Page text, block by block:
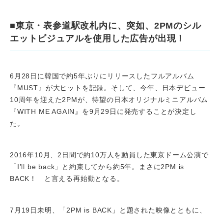
■東京・表参道駅改札内に、突如、2PMのシル
エットビジュアルを使用した広告が出現！
6 月 28 日に韓国で約5年ぶりにリリースしたフルアルバム
『MUST』が大ヒットを記録。そして、今年、日本デビュー
10周年を迎えた2PMが、待望の日本オリジナルミニアルバム
『WITH ME AGAIN』を9月29日に発売することが決定し
た。
2016年10月、2日間で約10万人を動員した東京ドーム公演で
「I’ll be back」と約束してから約5年。まさに2PM is
BACK！ と言える再始動となる。
7月19日未明、「2PM is BACK」と題された映像とともに、